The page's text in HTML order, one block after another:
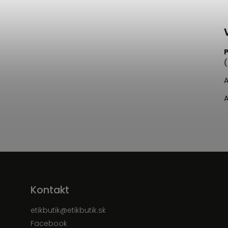
Kontakt
etikbutik@etikbutik.sk
Facebook